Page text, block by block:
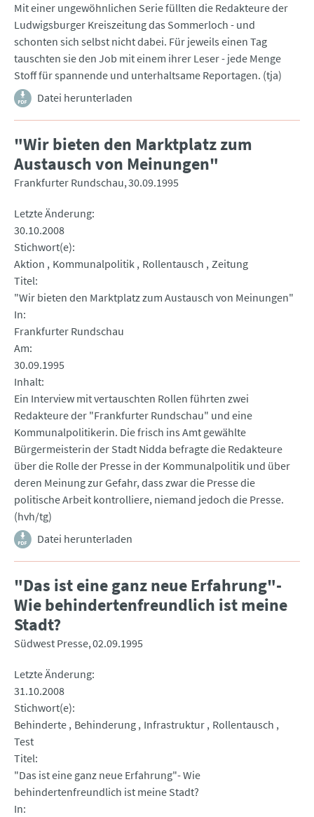
Mit einer ungewöhnlichen Serie füllten die Redakteure der
Ludwigsburger Kreiszeitung das Sommerloch - und
schonten sich selbst nicht dabei. Für jeweils einen Tag
tauschten sie den Job mit einem ihrer Leser - jede Menge
Stoff für spannende und unterhaltsame Reportagen. (tja)
Datei herunterladen
"Wir bieten den Marktplatz zum
Austausch von Meinungen"
Frankfurter Rundschau 30.09.1995
Letzte Änderung
30.10.2008
Stichwort(e)
Aktion
Kommunalpolitik Rollentausch Zeitung
Titel
"Wir bieten den Marktplatz zum Austausch von Meinungen"
In
Frankfurter Rundschau
Am
30.09.1995
Inhalt
Ein Interview mit vertauschten Rollen führten zwei
Redakteure der "Frankfurter Rundschau" und eine
Kommunalpolitikerin. Die frisch ins Amt gewählte
Bürgermeisterin der Stadt Nidda befragte die Redakteure
über die Rolle der Presse in der Kommunalpolitik und über
deren Meinung zur Gefahr, dass zwar die Presse die
politische Arbeit kontrolliere, niemand jedoch die Presse.
(hvh/tg)
Datei herunterladen
"Das ist eine ganz neue Erfahrung"-
Wie behindertenfreundlich ist meine
Stadt?
Südwest Presse 02.09.1995
Letzte Änderung
31.10.2008
Stichwort(e)
Behinderte Behinderung Infrastruktur Rollentausch
Test
Titel
"Das ist eine ganz neue Erfahrung"- Wie
behindertenfreundlich ist meine Stadt?
In